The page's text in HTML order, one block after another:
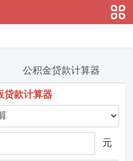
公积金贷款计算器
贷款计算器
元